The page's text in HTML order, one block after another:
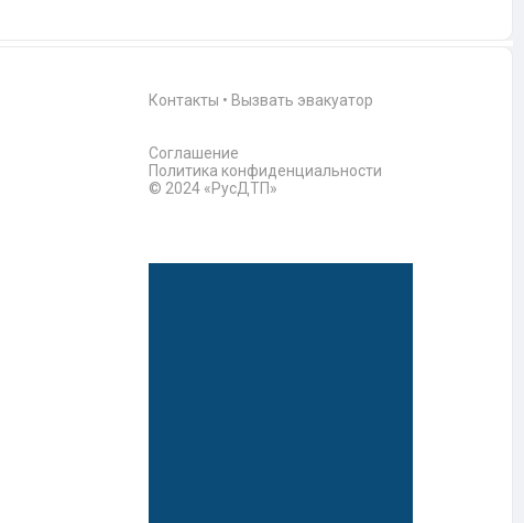
Контакты • Вызвать эвакуатор
Соглашение
Политика конфиденциальности
© 2024 «РусДТП»